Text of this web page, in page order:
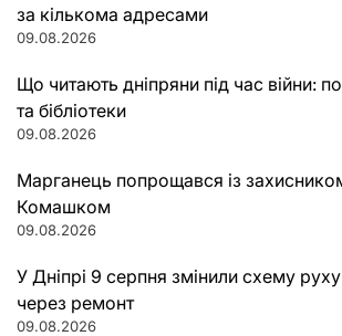
за кількома адресами
09.08.2026
Що читають дніпряни під час війни:
та бібліотеки
09.08.2026
Марганець попрощався із
Комашком
09.08.2026
У Дніпрі 9 серпня змінили схему
через ремонт
09.08.2026